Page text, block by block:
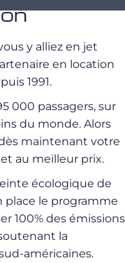
y alliez en jet
en location
1991.
000 passagers, sur
du monde. Alors
maintenant votre
au meilleur prix.
écologique de
place le programme
100% des émissions
la
américaines.